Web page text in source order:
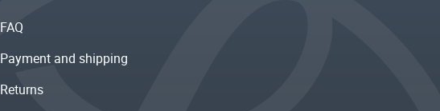
FAQ
Payment and shipping
Returns